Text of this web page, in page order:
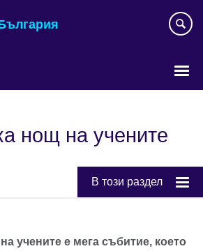
нощ на учените
В този раздел
учените е мега събитие, което